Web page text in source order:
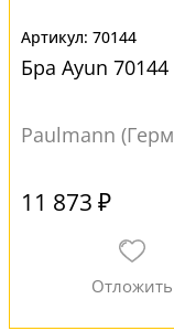
70144
Бра Ayun
Paulmann
11 873 ₽